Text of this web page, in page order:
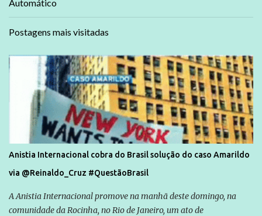
Automático
Postagens mais visitadas
Anistia Internacional cobra do Brasil solução do caso Amarildo
via @Reinaldo_Cruz #QuestãoBrasil
A Anistia Internacional promove na manhã deste domingo, na
comunidade da Rocinha, no Rio de Janeiro, um ato de